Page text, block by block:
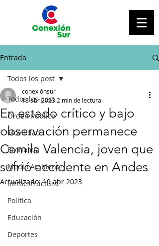
Entrada
Todos los post
Orden Público
Movilidad
Economía
Medio Ambiente
Infraestructura
Política
Educación
Deportes
Todos los post
En estado crítico y bajo
observación permanece
Camila Valencia, joven que
sufrió accidente en Andes
conexiónsur
18 abr 2023 2 min de lectura
Actualizado:19 abr 2023